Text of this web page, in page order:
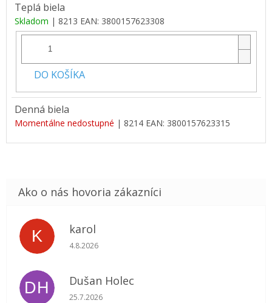
Teplá biela
Skladom | 8213 EAN: 3800157623308
DO KOŠÍKA
Denná biela
Momentálne nedostupné | 8214 EAN: 3800157623315
K karol
Hodnotenie obchodu je 5 z 5 hviezdičiek.
4.8.2026
DH Dušan Holec
Hodnotenie obchodu je 5 z 5 hviezdičiek.
25.7.2026